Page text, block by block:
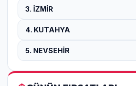
3. İZMİR
4. KUTAHYA
5. NEVSEHİR